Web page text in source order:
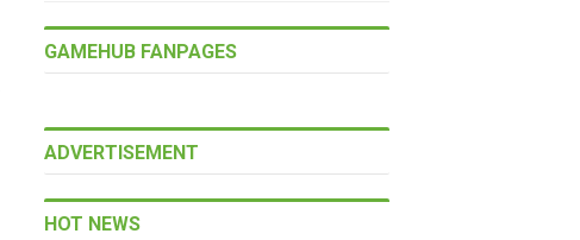
GAMEHUB FANPAGES
ADVERTISEMENT
HOT NEWS